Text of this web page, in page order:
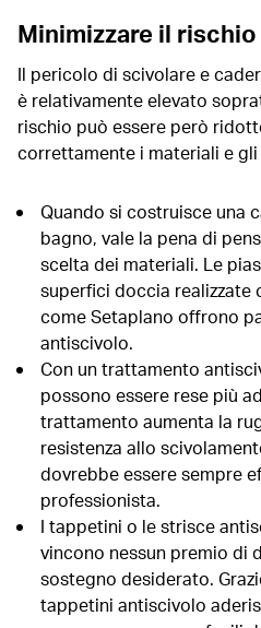
Minimizzare il rischio
Il pericolo di scivolare e
è relativamente elevato
rischio può essere però
correttamente i materiali e
Quando si costruisce una
bagno, vale la pena di
scelta dei materiali. Le
superfici doccia realizzate
come Setaplano offrono
antiscivolo.
Con un trattamento
possono essere rese più
trattamento aumenta la
resistenza allo
dovrebbe essere sempre
professionista.
I tappetini o le strisce
vincono nessun premio di
sostegno desiderato.
tappetini antiscivolo